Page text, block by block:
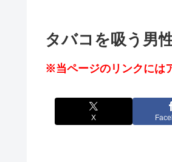
タバコを吸う男
※当ページのリンクには
X